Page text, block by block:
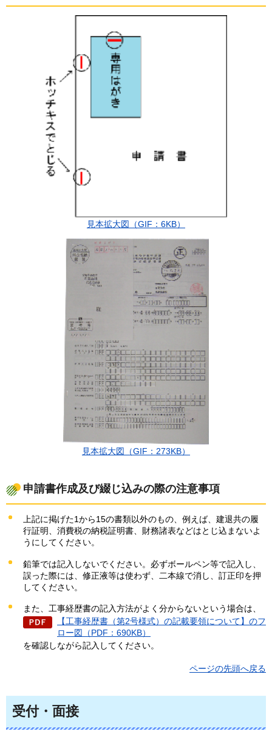
見本拡大図（GIF：6KB）
見本拡大図（GIF：273KB）
申請書作成及び綴じ込みの際の注意事項
上記に掲げた1から15の書類以外のもの、例えば、建退共の履
行証明、消費税の納税証明書、財務諸表などはとじ込まないよ
うにしてください。
鉛筆では記入しないでください。必ずボールペン等で記入し、
誤った際には、修正液等は使わず、二本線で消し、訂正印を押
してください。
また、工事経歴書の記入方法がよく分からないという場合は、
【工事経歴書（第2号様式）の記載要領について】のフ
ロー図（PDF：690KB）
を確認しながら記入してください。
ページの先頭へ戻る
受付・面接